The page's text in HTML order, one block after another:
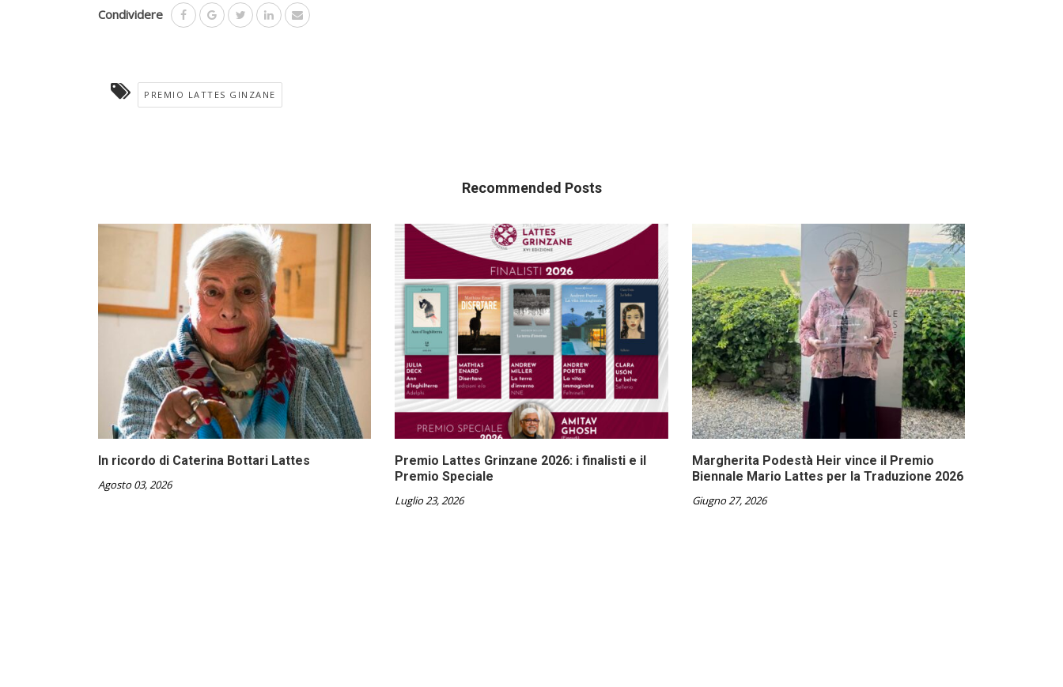
Condividere
PREMIO LATTES GINZANE
Recommended Posts
In ricordo di Caterina Bottari Lattes
Agosto 03, 2026
Premio Lattes Grinzane 2026: i finalisti e il
Premio Speciale
Luglio 23, 2026
Margherita Podestà Heir vince il Premio
Biennale Mario Lattes per la Traduzione 2026
Giugno 27, 2026